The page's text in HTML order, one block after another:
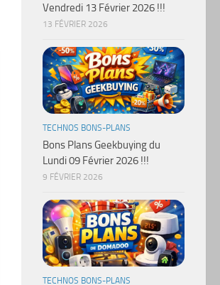
Vendredi 13 Février 2026 !!!
13 FÉVRIER 2026
TECHNOS BONS-PLANS
Bons Plans Geekbuying du
Lundi 09 Février 2026 !!!
9 FÉVRIER 2026
TECHNOS BONS-PLANS